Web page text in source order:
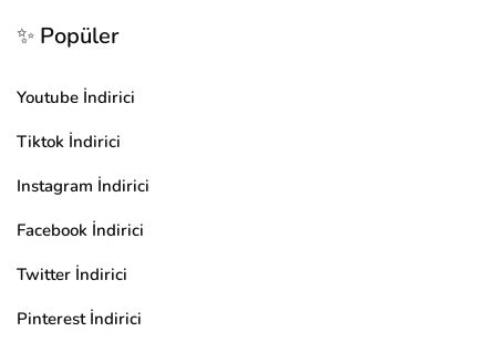
✨ Popüler
Youtube İndirici
Tiktok İndirici
Instagram İndirici
Facebook İndirici
Twitter İndirici
Pinterest İndirici